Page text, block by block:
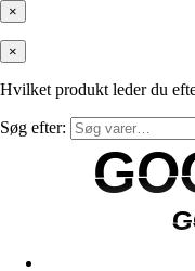
×
×
Hvilket produkt leder du
Søg efter: